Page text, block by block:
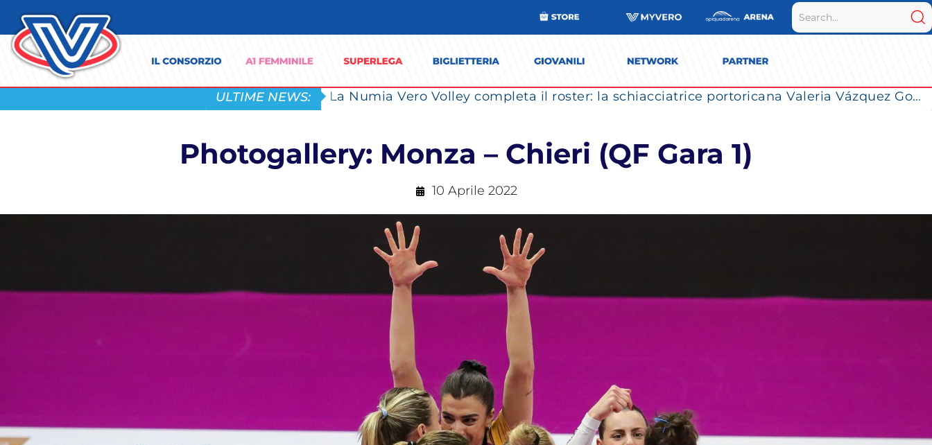
ULTIME NEWS: La Numia Vero Volley completa il roster: la schiacciatrice portoricana Valeria Vázquez Gomez è l’ultimo innesto di Milano per la stagione 2026/2027
Photogallery: Monza – Chieri (QF Gara 1)
10 Aprile 2022